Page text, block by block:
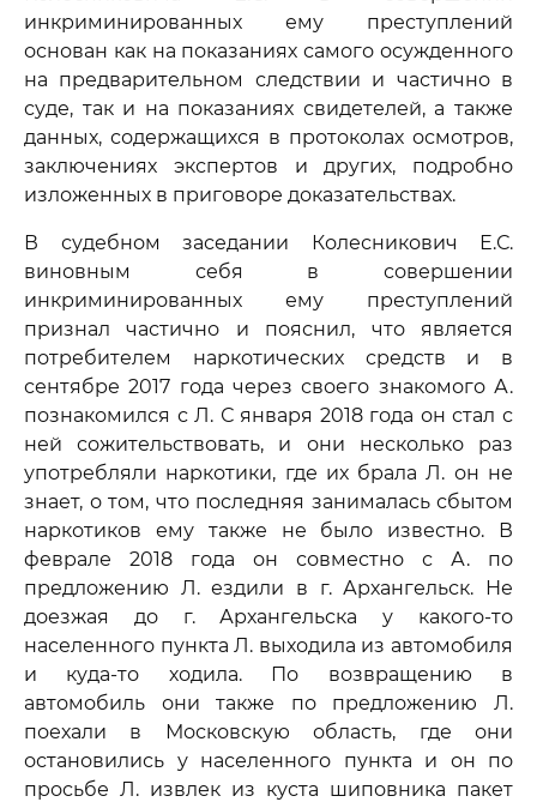
инкриминированных ему преступлений
основан как на показаниях самого осужденного
на предварительном следствии и частично в
суде, так и на показаниях свидетелей, а также
данных, содержащихся в протоколах осмотров,
заключениях экспертов и других, подробно
изложенных в приговоре доказательствах.
В судебном заседании Колесникович Е.С.
виновным себя в совершении
инкриминированных ему преступлений
признал частично и пояснил, что является
потребителем наркотических средств и в
сентябре 2017 года через своего знакомого А.
познакомился с Л. С января 2018 года он стал с
ней сожительствовать, и они несколько раз
употребляли наркотики, где их брала Л. он не
знает, о том, что последняя занималась сбытом
наркотиков ему также не было известно. В
феврале 2018 года он совместно с А. по
предложению Л. ездили в г. Архангельск. Не
доезжая до г. Архангельска у какого-то
населенного пункта Л. выходила из автомобиля
и куда-то ходила. По возвращению в
автомобиль они также по предложению Л.
поехали в Московскую область, где они
остановились у населенного пункта и он по
просьбе Л. извлек из куста шиповника пакет